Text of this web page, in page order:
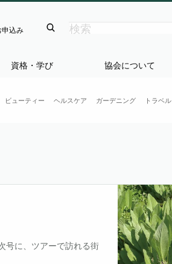
申込み
資格・学び 協会について
ビューティー ヘルスケア ガーデニング トラベル
号に、ツアーで訪れる街